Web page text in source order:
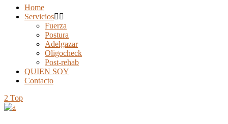
Home
Servicios
Fuerza
Postura
Adelgazar
Oligocheck
Post-rehab
QUIEN SOY
Contacto
Top